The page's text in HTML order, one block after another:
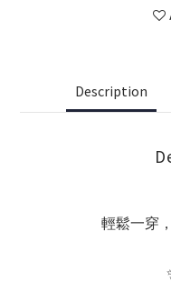
Description
輕鬆一穿